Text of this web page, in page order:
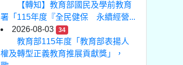
【轉知】教育部國民及學前教育
署「115年度『全民健保 永續經營...
2026-08-03
34
教育部115年度「教育部表揚人
權及轉型正義教育推展貢獻獎」，